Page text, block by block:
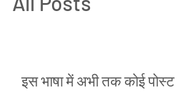
इस भाषा में अभी तक कोई पोस्ट